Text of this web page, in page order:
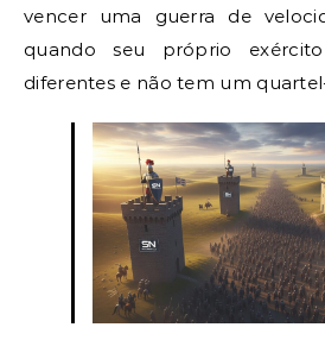
vencer uma guerra de
quando seu próprio
diferentes e não tem um